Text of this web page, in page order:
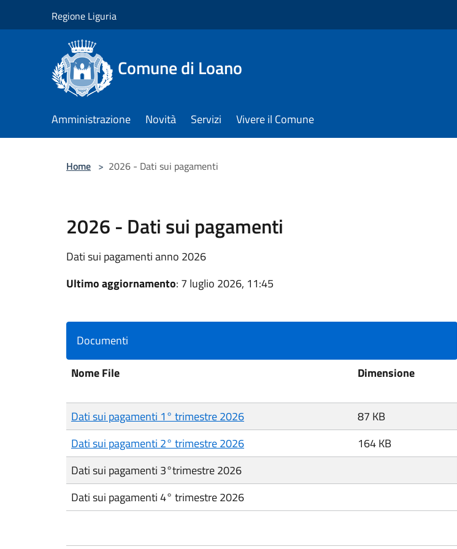
Regione Liguria
Comune di Loano
Amministrazione Novità Servizi Vivere il Comune
Home > 2026 - Dati sui pagamenti
2026 - Dati sui pagamenti
Dati sui pagamenti anno 2026
Ultimo aggiornamento: 7 luglio 2026, 11:45
Documenti
Nome File
Dimensione
Dati sui pagamenti 1° trimestre 2026
87 KB
Dati sui pagamenti 2° trimestre 2026
164 KB
Dati sui pagamenti 3°trimestre 2026
Dati sui pagamenti 4° trimestre 2026